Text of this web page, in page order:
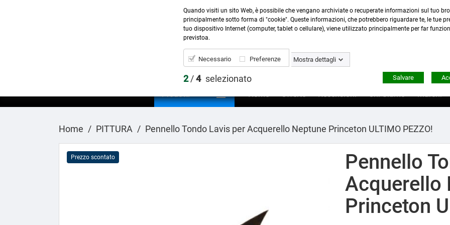
Contattaci:0423 22765- 345 8167305 -
Prodotti  Home Offerte Recensioni Chi Siamo Marchi
Home PITTURA Pennello Tondo Lavis per Acquerello Neptune Princeton ULTIMO PEZZO!
Prezzo scontato
Pennello
Acquerello
Princeton
Quando visiti un sito Web, è possibile che vengano archiviate o recuperate informazioni sul tuo
principalmente sotto forma di "cookie". Queste informazioni, che potrebbero riguardare te, le tue
tuo dispositivo Internet (computer, tablet o cellulare), viene utilizzato principalmente per far
previstoa.
Necessario Preferenze Mostra dettagli
2/4 selezionato Salvare